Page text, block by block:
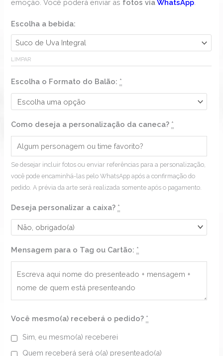
emoção. Você poderá enviar as fotos viaWhatsApp
Escolha a bebida:
LIMPAR
Escolha o Formato do Balão: *
Como deseja a personalização da caneca? *
Se desejar incluir fotos ou enviar referências para a personalização,
você pode encaminhá-las pelo WhatsApp após a confirmação do
pedido. A prévia da arte será realizada somente após o pagamento.
Deseja personalizar a caixa? *
Mensagem para o Tag ou Cartão: *
Você mesmo(a) receberá o pedido? *
Sim, eu mesmo(a) receberei
Quem receberá será o(a) presenteado(a)